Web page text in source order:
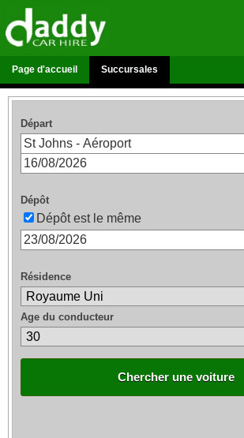
Page d'accueil Succursales
Départ
Dépôt
Dépôt est le même
Résidence
Age du conducteur
Chercher une voiture